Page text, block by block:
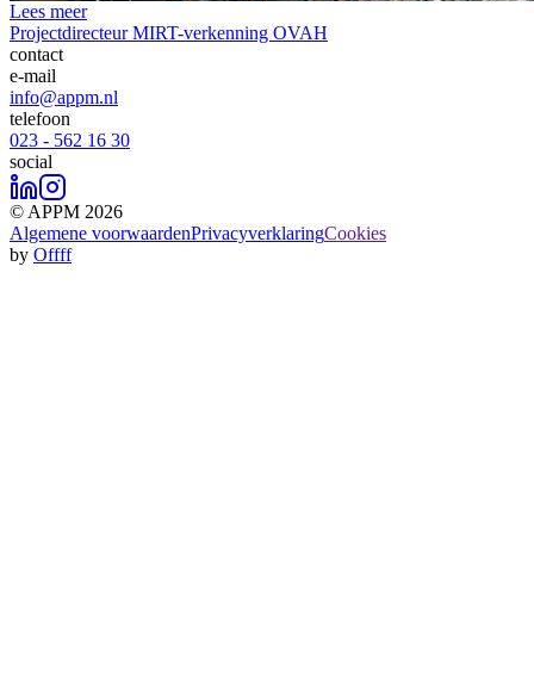
Lees meer
Projectdirecteur MIRT-verkenning OVAH
contact
e-mail
info@appm.nl
telefoon
023 - 562 16 30
social
© APPM 2026
Algemene voorwaardenPrivacyverklaringCookies
by Offff